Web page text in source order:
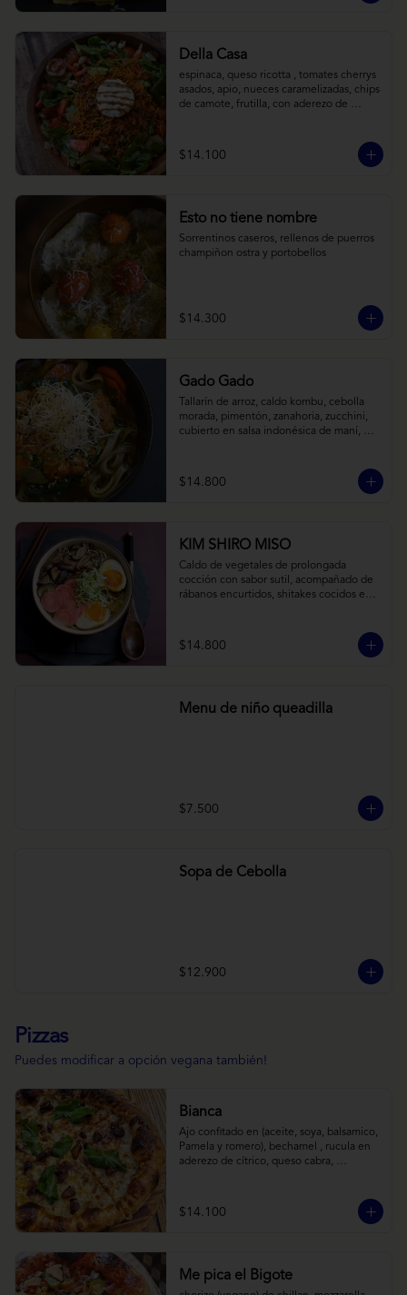
Della Casa
espinaca, queso ricotta , tomates cherrys
asados, apio, nueces caramelizadas, chips
de camote, frutilla, con aderezo de
$14.100
Esto no tiene nombre
Sorrentinos caseros, rellenos de puerros
champiñon ostra y portobellos
$14.300
Gado Gado
Tallarín de arroz, caldo kombu, cebolla
morada, pimentón, zanahoria, zucchini,
cubierto en salsa indonésica de maní,
$14.800
KIM SHIRO MISO
Caldo de vegetales de prolongada
cocción con sabor sutil, acompañado de
rábanos encurtidos, shitakes cocidos en
vegana) y los infaltables fideos de ramen.
$14.800
Menu de niño queadilla
$7.500
Sopa de Cebolla
$12.900
Pizzas
Puedes modificar a opción vegana también!
Bianca
Ajo confitado en (aceite, soya, balsamico,
Pamela y romero), bechamel , rucula en
aderezo de cítrico, queso cabra,
$14.100
Me pica el Bigote